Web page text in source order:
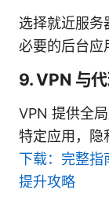
选择就近服务
必要的后台应
9. VPN 与
VPN 提供全
特定应用，隐
下载：完整指
提升攻略